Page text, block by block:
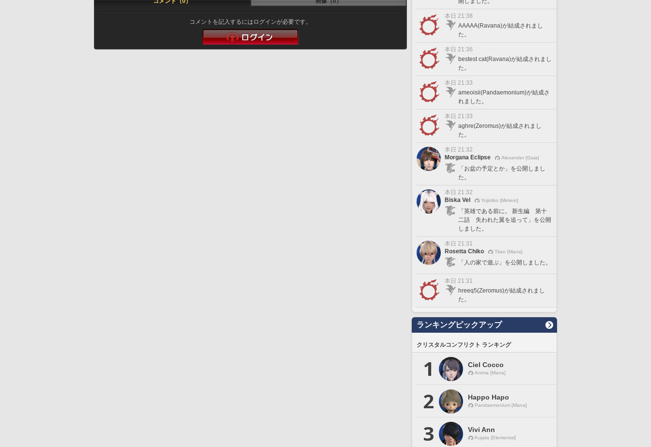
コメントを記入するにはログインが必要です。
本日 21:38
AAAAA(Ravana)が結成されまし
た。
本日 21:36
bestest cat(Ravana)が結成されまし
た。
本日 21:33
ameoisii(Pandaemonium)が結成さ
れました。
本日 21:33
aghre(Zeromus)が結成されまし
た。
本日 21:32
Morgana Eclipse
Alexander [Gaia]
「お盆の予定とか」を公開しまし
た。
本日 21:32
Biska Vel
Yojimbo [Meteor]
「英雄である前に。 新生編 第十
二話 失われた翼を追って」を公開
しました。
本日 21:31
Rosetta Chiko
Titan [Mana]
「人の家で遊ぶ」を公開しました。
本日 21:31
hreeq5(Zeromus)が結成されまし
た。
ランキングピックアップ
クリスタルコンフリクト ランキング
1 Ciel Cocco
Anima [Mana]
2 Happo Hapo
Pandaemonium [Mana]
3 Vivi Ann
Kujata [Elemental]